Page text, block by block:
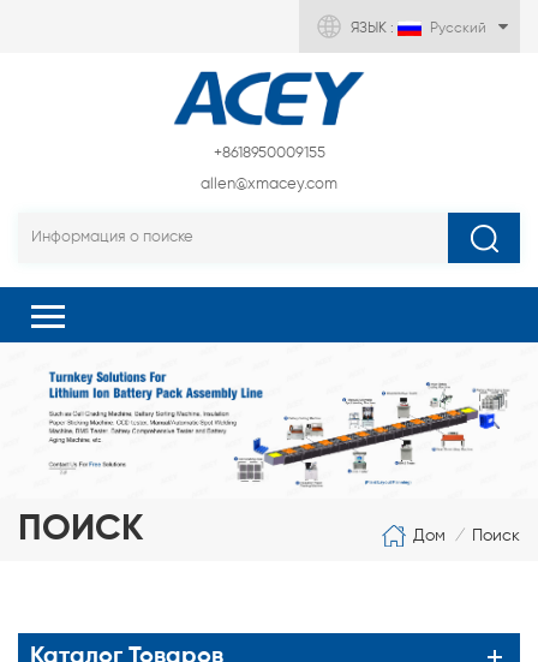
ЯЗЫК : Русский
+8618950009155
allen@xmacey.com
ПОИСК Дом / Поиск
Каталог Товаров